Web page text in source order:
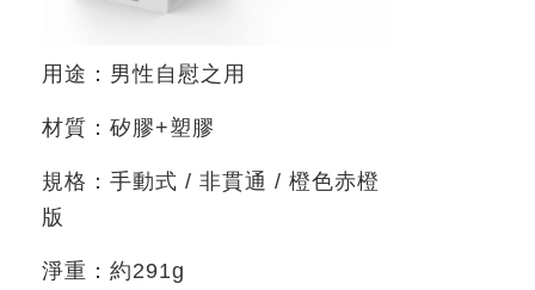
用途：男性自慰之用
材質：矽膠+塑膠
規格：手動式 / 非貫通 / 橙色赤橙
版
淨重：約291g